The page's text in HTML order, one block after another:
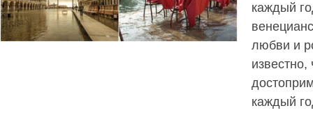
каждый
любви и
каждый